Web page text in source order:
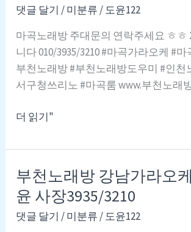
천
노
래
방
⇾
천
래
↢
부
천
종
및
유
형
특
남
가
라
오
댓글 달기 /미분류 /도윤122
마곡노래방 주대문의 연락주세요 ㅎㅎ
니다 010/3935/3210 #마곡가라오케 #
부천노래방 #부천노래방도우미 #인천
서구청쓰리노 #마곡룸 www.부천노래
마
노
방
달
토
더 읽기"
부천노래방 강남가라오
윤 사장3935/3210
댓글 달기 /미분류 /도윤122